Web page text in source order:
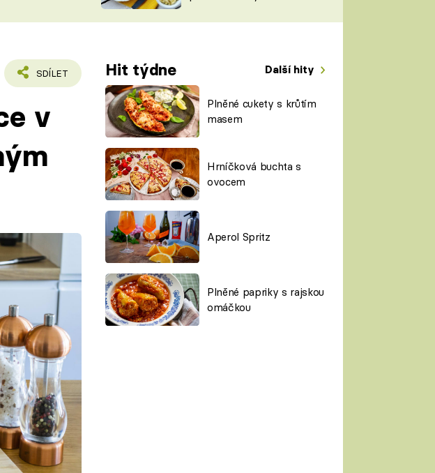
ŠÉFREDAKTORKY
ČASOPIS
SDÍLET Hit týdne Další hity
Plněné cukety s krůtím
masem
Hrníčková buchta s
ovocem
Aperol Spritz
Plněné papriky s rajskou
omáčkou
v